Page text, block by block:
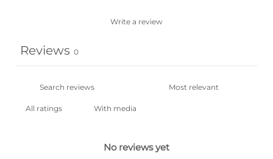
Write a review
Reviews 0
With media
No reviews yet